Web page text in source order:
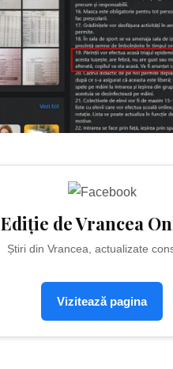
Ediție de Vrancea
Știri din Vrancea, actualizate
Vizitează pagina